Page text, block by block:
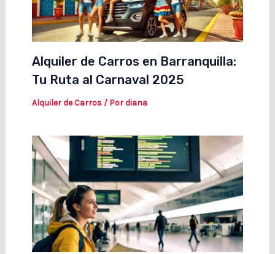
Alquiler de Carros en Barranquilla:
Tu Ruta al Carnaval 2025
Alquiler de Carros/ Pordiana